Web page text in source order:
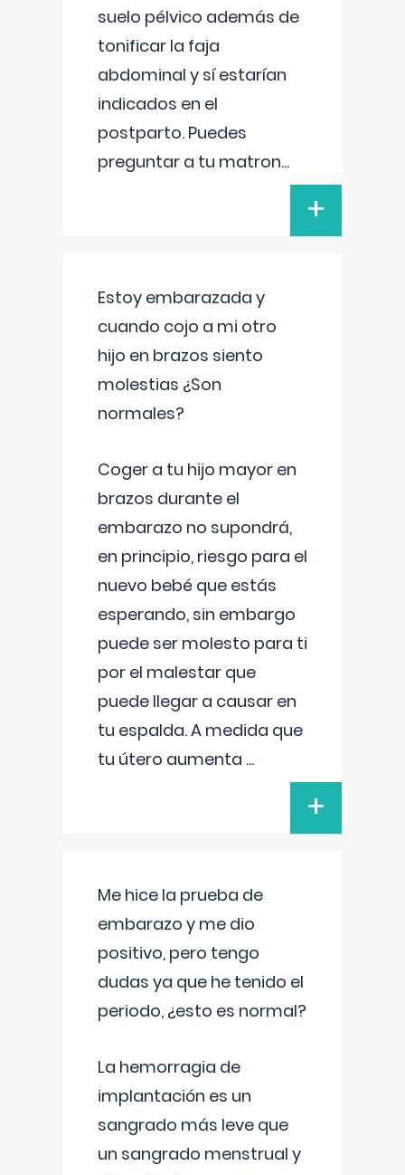
suelo pélvico además de
tonificar la faja
abdominal y sí estarían
indicados en el
postparto. Puedes
preguntar a tu matron...
+
Estoy embarazada y
cuando cojo a mi otro
hijo en brazos siento
molestias ¿Son
normales?
Coger a tu hijo mayor en
brazos durante el
embarazo no supondrá,
en principio, riesgo para el
nuevo bebé que estás
esperando, sin embargo
puede ser molesto para ti
por el malestar que
puede llegar a causar en
tu espalda. A medida que
tu útero aumenta ...
+
Me hice la prueba de
embarazo y me dio
positivo, pero tengo
dudas ya que he tenido el
periodo, ¿esto es normal?
La hemorragia de
implantación es un
sangrado más leve que
un sangrado menstrual y